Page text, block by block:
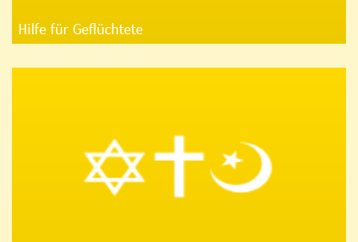
Hilfe für Geflüchtete